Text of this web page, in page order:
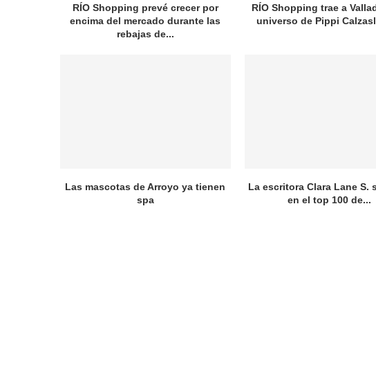
RÍO Shopping prevé crecer por
encima del mercado durante las
rebajas de...
RÍO Shopping trae a
universo de Pippi
Las mascotas de Arroyo ya tienen
spa
La escritora Clara Lane S.
en el top 100 de...